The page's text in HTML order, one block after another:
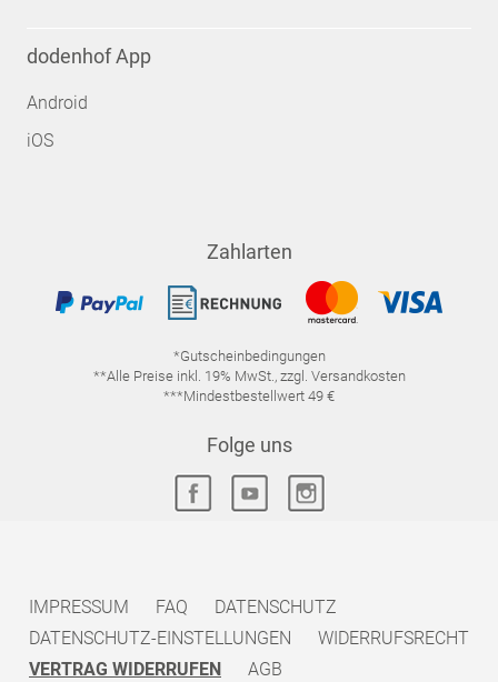
dodenhof App
Android
iOS
Zahlarten
*Gutscheinbedingungen
**Alle Preise inkl. 19% MwSt., zzgl. Versandkosten
***Mindestbestellwert 49 €
Folge uns
IMPRESSUM FAQ
DATENSCHUTZ
DATENSCHUTZ-EINSTELLUNGEN
WIDERRUFSRECHT
VERTRAG WIDERRUFEN
AGB